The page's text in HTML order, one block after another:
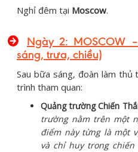
Nghỉ đêm tại Moscow.
Ngày 2: MOSCOW –
sáng, trưa, chiều)
Sau bữa sáng, đoàn làm
trình tham quan:
Quảng trường Chiến
trường nằm trên một
điểm này từng là một
và chỉ huy trong